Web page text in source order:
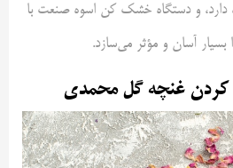
و دستگاه خشک کن اسوه صنعت با
آسان و مؤثر می‌سازد.
غنچه گل محمدی